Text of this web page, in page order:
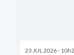
23 JUL 2026 -